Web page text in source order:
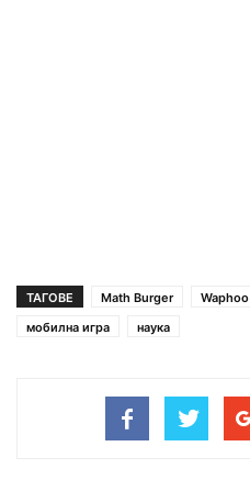
ТАГОВЕ Math Burger Waphoo
мобилна игра
наука